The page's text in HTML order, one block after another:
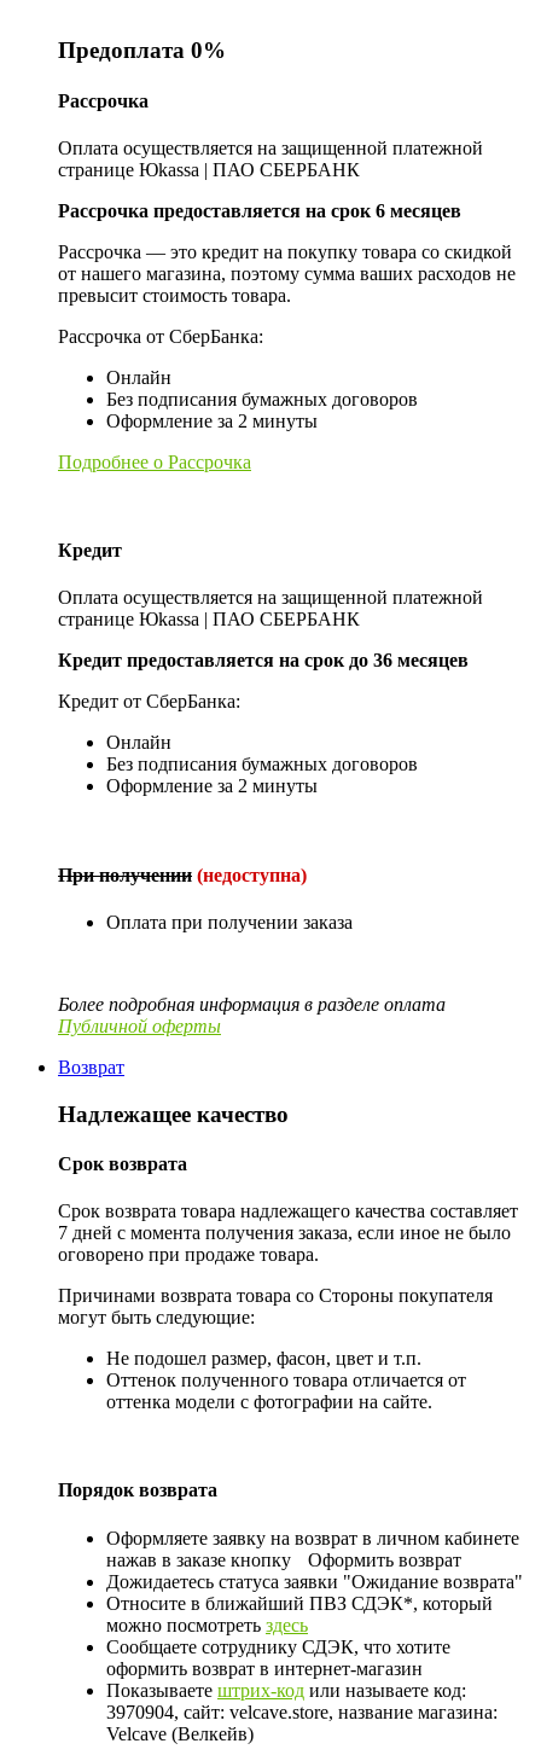
Предоплата 0%
Рассрочка
Оплата осуществляется на защищенной платежной
странице Юkassa | ПАО СБЕРБАНК
Рассрочка предоставляется на срок 6 месяцев
Рассрочка — это кредит на покупку товара со скидкой
от нашего магазина, поэтому сумма ваших расходов не
превысит стоимость товара.
Рассрочка от СберБанка:
Онлайн
Без подписания бумажных договоров
Оформление за 2 минуты
Подробнее о Рассрочка
Кредит
Оплата осуществляется на защищенной платежной
странице Юkassa | ПАО СБЕРБАНК
Кредит предоставляется на срок до 36 месяцев
Кредит от СберБанка:
Онлайн
Без подписания бумажных договоров
Оформление за 2 минуты
При получении (недоступна)
Оплата при получении заказа
Более подробная информация в разделе оплата
Публичной оферты
Возврат
Надлежащее качество
Срок возврата
Срок возврата товара надлежащего качества составляет
7 дней с момента получения заказа, если иное не было
оговорено при продаже товара.
Причинами возврата товара со Стороны покупателя
могут быть следующие:
Не подошел размер, фасон, цвет и т.п.
Оттенок полученного товара отличается от
оттенка модели с фотографии на сайте.
Порядок возврата
Оформляете заявку на возврат в личном кабинете
нажав в заказе кнопку
Оформить возврат
Дожидаетесь статуса заявки "Ожидание возврата"
Относите в ближайший ПВЗ СДЭК*, который
можно посмотреть здесь
Сообщаете сотруднику СДЭК, что хотите
оформить возврат в интернет-магазин
Показываете штрих-код или называете код:
3970904, сайт: velcave.store, название магазина:
Velcave (Велкейв)